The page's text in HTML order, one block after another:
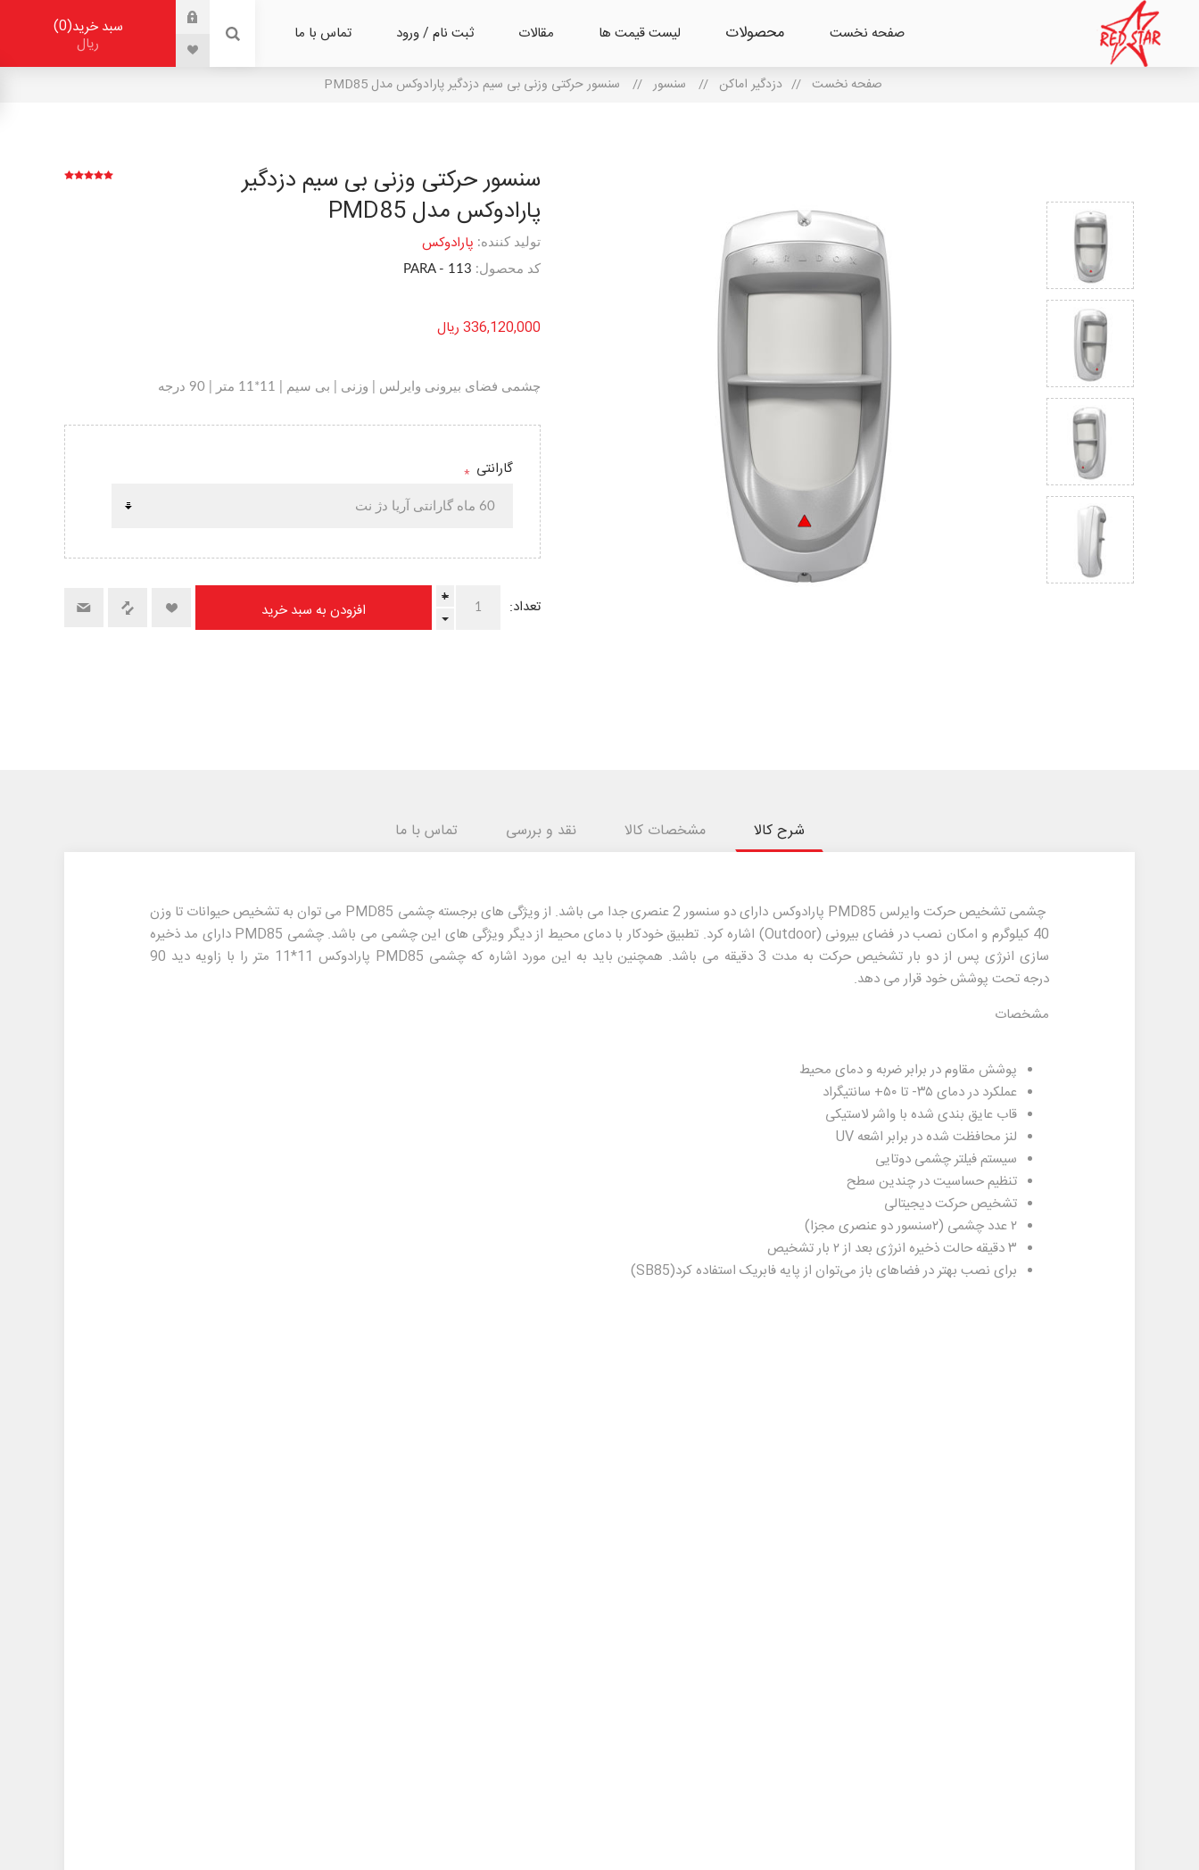
صفحه نخست محصولات لیست قیمت ها مقالات ثبت نام / ورود تماس با ما سبد خرید 0
ریال
صفحه نخست / دزدگیر اماکن / سنسور / سنسور حرکتی وزنی بی سیم دزدگیر پارادوکس مدل PMD85
سنسور حرکتی وزنی بی سیم دزدگیر
پارادوکس مدل PMD85
تولید کننده: پارادوکس
کد محصول: PARA - 113
336,120,000 ریال
چشمی فضای بیرونی وایرلس | وزنی | بی سیم | 11*11 متر | 90 درجه
گارانتی *
تعداد:
+
-
شرح کالا مشخصات کالا نقد و بررسی تماس با ما
چشمی تشخیص حرکت وایرلس PMD85 پارادوکس
دارای دو سنسور 2 عنصری جدا می باشد. از ویژگی های برجسته چشمی PMD85 می توان به تشخیص حیوانات تا وزن
40 کیلوگرم و امکان نصب در فضای بیرونی (Outdoor) اشاره کرد. تطبیق خودکار با دمای محیط از دیگر ویژگی های این چشمی می باشد.
چشمی PMD85
دارای مد ذخیره
سازی انرژی پس از دو بار تشخیص حرکت به مدت 3 دقیقه می باشد. همچنین باید به این مورد اشاره که
چشمی PMD85
پارادوکس 11*11 متر را با زاویه دید 90
درجه تحت پوشش خود قرار می دهد.
مشخصات
پوشش مقاوم در برابر ضربه و دمای محیط
عملکرد در دمای ۳۵- تا ۵۰+ سانتیگراد
قاب عایق بندی شده با واشر لاستیکی
لنز محافظت شده در برابر اشعه UV
سیستم فیلتر چشمی دوتایی
تنظیم حساسیت در چندین سطح
تشخیص حرکت دیجیتالی
۲ عدد چشمی (۲سنسور دو عنصری مجزا)
۳ دقیقه حالت ذخیره انرژی بعد از ۲ بار تشخیص
برای نصب بهتر در فضا‌های باز می‌توان از پایه فابریک استفاده کرد(SB85)